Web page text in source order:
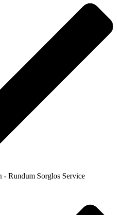
- Rundum Sorglos Service